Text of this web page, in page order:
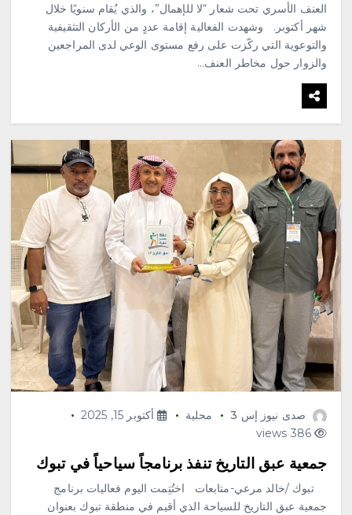
العنف الأسري تحت شعار “لا للإهمال”، والذي يُقام سنويًا خلال
شهر أكتوبر. وشهدت الفعالية إقامة عددٍ من الأركان التثقيفية
والتوعوية التي ركّزت على رفع مستوى الوعي لدى المراجعين
والزوار حول مخاطر العنف…
صدى نيوز إس 3 محلية
أكتوبر 15, 2025
386 views
جمعية عبق التاريخ تنفذ برنامجاً سياحياً في تبوك
تبوك /خالد مرعي-متابعات اختُتِمت اليوم فعاليات برنامج
جمعية عبق التاريخ للسياحة الذي أقيم في منطقة تبوك بعنوان